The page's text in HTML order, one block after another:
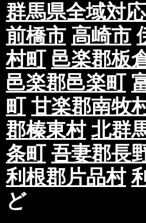
群馬県全域対応
前橋市 高崎市
村町 邑楽郡板
邑楽郡邑楽町
町 甘楽郡南牧
郡榛東村 北群
条町 吾妻郡長
利根郡片品村
ど